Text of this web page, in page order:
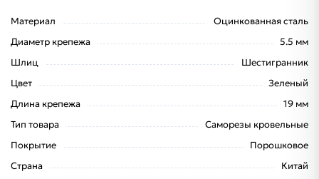
Материал
Оцинкованная сталь
Диаметр крепежа
5.5 мм
Шлиц
Шестигранник
Цвет
Зеленый
Длина крепежа
19 мм
Тип товара
Саморезы кровельные
Покрытие
Порошковое
Страна
Китай